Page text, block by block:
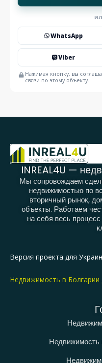
WhatsApp
Viber
Нажимая кнопку, вы
связи по этому объекту.
INREAL4U —
Мы сопровождаем
недвижимостью по
вторичный рынок,
объекты. Работаем
на себя весь
Версия проекта для
Недвижимость в Болгарии
Недвижимость